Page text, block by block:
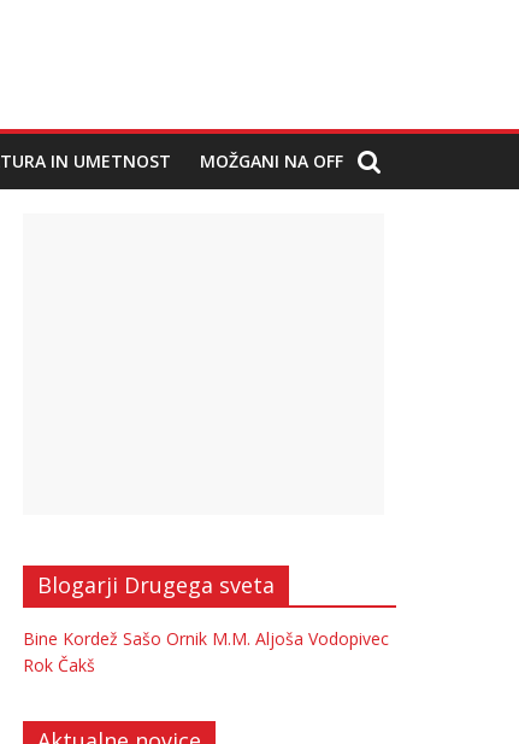
IN UMETNOST MOŽGANI NA OFF
Blogarji Drugega sveta
Bine Kordež Sašo Ornik M.M. Aljoša Vodopivec
Rok Čakš